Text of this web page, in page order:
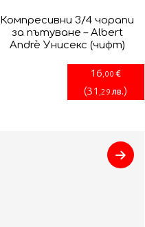
Компресивни 3/4 чорапи
за пътуване – Albert
Andrè Унисекс (чифт)
16 ,00 €
(31 ,29 лв.)